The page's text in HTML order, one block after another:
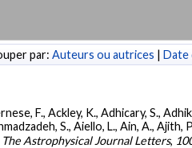
par: Auteurs ou autrices | Date
F., Ackley, K., Adhicary, S.,
S., Aiello, L., Ain, A., Ajith,
The Astrophysical Journal Letters,